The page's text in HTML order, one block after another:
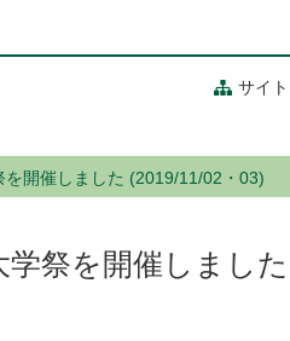
サイ
開催しました (2019/11/02・03)
学祭を開催しまし